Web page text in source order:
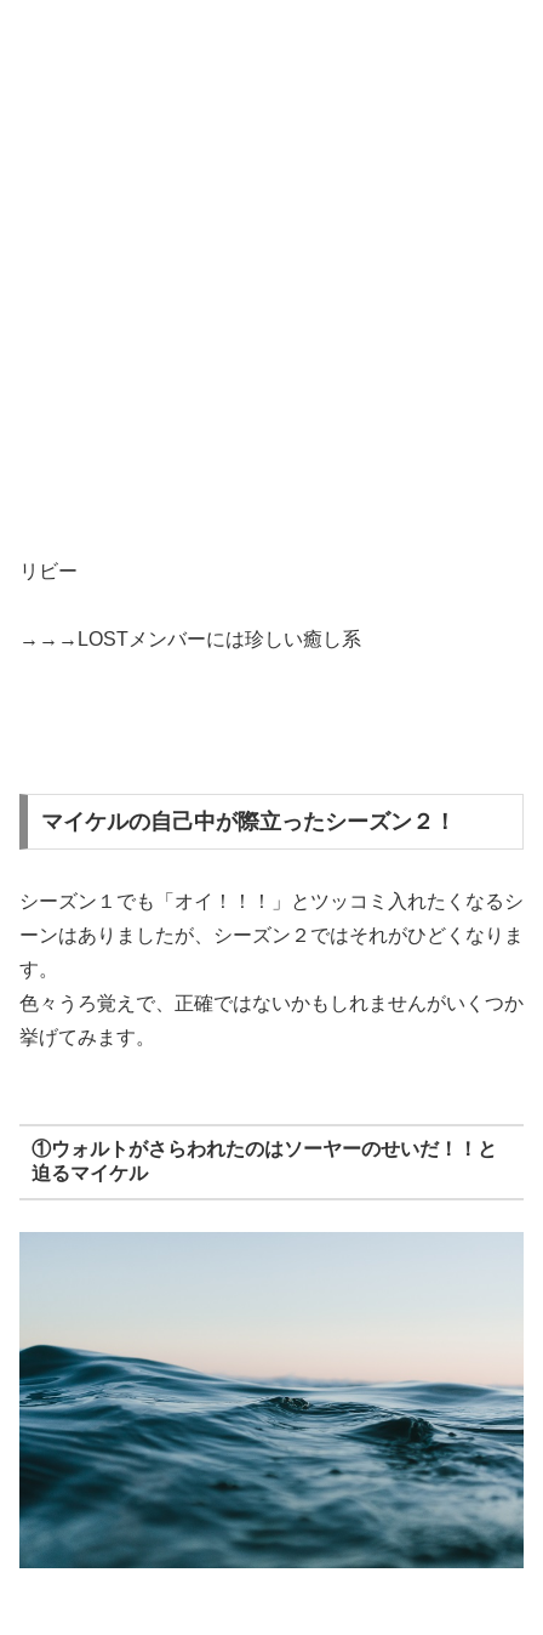
リビー
→→→LOSTメンバーには珍しい癒し系
マイケルの自己中が際立ったシーズン２！
シーズン１でも「オイ！！！」とツッコミ入れたくなるシ
ーンはありましたが、シーズン２ではそれがひどくなりま
す。
色々うろ覚えで、正確ではないかもしれませんがいくつか
挙げてみます。
①ウォルトがさらわれたのはソーヤーのせいだ！！と
迫るマイケル